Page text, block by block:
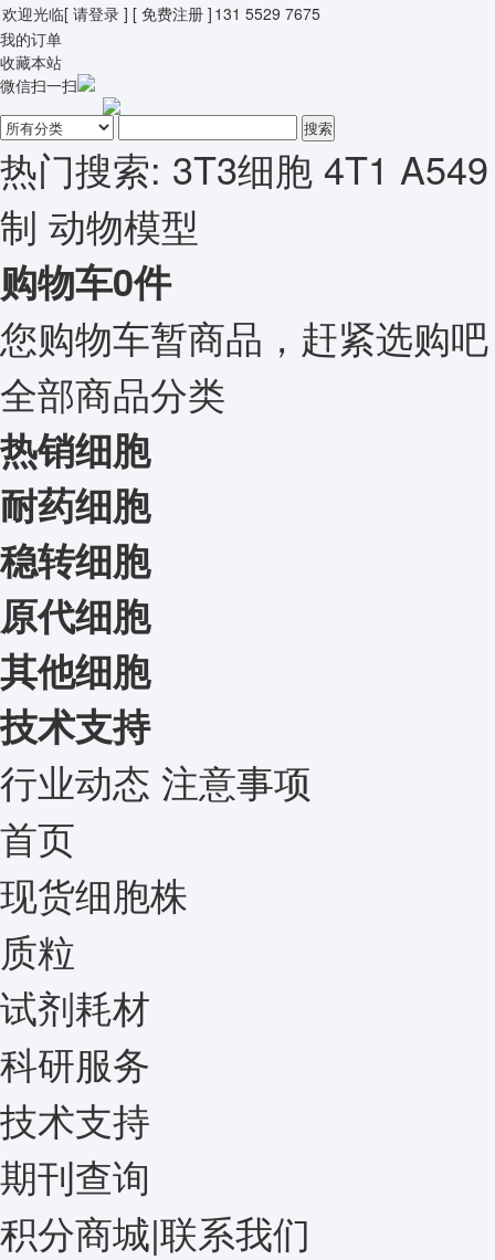
欢迎光临[ 请登录 ] [ 免费注册 ] 131 5529 7675
我的订单
收藏本站
微信扫一扫
搜索
热门搜索: 3T3细胞 4T1 A549
制 动物模型
购物车0件
您购物车暂商品，赶紧选购
全部商品分类
热销细胞
耐药细胞
稳转细胞
原代细胞
其他细胞
技术支持
行业动态 注意事项
首页
现货细胞株
质粒
试剂耗材
科研服务
技术支持
期刊查询
积分商城|联系我们